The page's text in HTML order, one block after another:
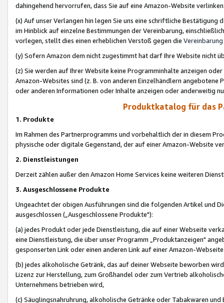
dahingehend hervorrufen, dass Sie auf eine Amazon-Website
(x) Auf unser Verlangen hin legen Sie uns eine schriftliche
im Hinblick auf einzelne Bestimmungen der Vereinbarung,
vorlegen, stellt dies einen erheblichen Verstoß gegen die Vereinbarung
(y) Sofern Amazon dem nicht zugestimmt hat darf Ihre Website nicht
(z) Sie werden auf Ihrer Website keine Programminhalte anzeigen
Amazon-Websites sind (z. B. von anderen Einzelhändlern
oder anderen Informationen oder Inhalte anzeigen oder anderweitig
Produktkatalog für das
1. Produkte
Im Rahmen des Partnerprogramms und vorbehaltlich der in diesem
physische oder digitale Gegenstand, der auf einer Amazon-Website
2. Dienstleistungen
Derzeit zählen außer den Amazon Home Services keine weiteren
3. Ausgeschlossene Produkte
Ungeachtet der obigen Ausführungen sind die folgenden Artikel und
ausgeschlossen („Ausgeschlossene Produkte"):
(a) jedes Produkt oder jede Dienstleistung, die auf einer Webseite
eine Dienstleistung, die über unser Programm „Produktanzeigen"
gesponserten Link oder einen anderen Link auf einer Amazon-
(b) jedes alkoholische Getränk, das auf deiner Webseite beworben
Lizenz zur Herstellung, zum Großhandel oder zum Vertrieb
Unternehmens betrieben wird,
(c) Säuglingsnahruhrung, alkoholische Getränke oder Tabakwaren